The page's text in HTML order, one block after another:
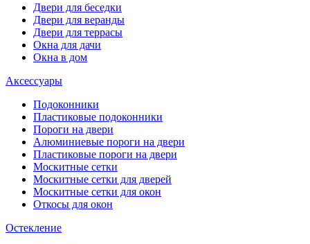
Двери для беседки
Двери для веранды
Двери для террасы
Окна для дачи
Окна в дом
Аксессуары
Подоконники
Пластиковые подоконники
Пороги на двери
Алюминиевые пороги на двери
Пластиковые пороги на двери
Москитные сетки
Москитные сетки для дверей
Москитные сетки для окон
Откосы для окон
Остекление